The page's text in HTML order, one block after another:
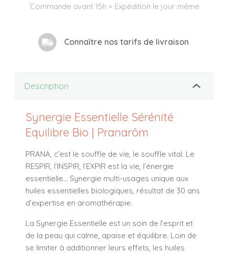
*Commande avant 15h = Expédition le jour même
Connaître nos tarifs de livraison
Description
Synergie Essentielle Sérénité
Equilibre Bio | Pranarôm
PRANA, c’est le souffle de vie, le souffle vital. Le
RESPIR, l’INSPIR, l’EXPIR est la vie, l’énergie
essentielle... Synergie multi-usages unique aux
huiles essentielles biologiques, résultat de 30 ans
d’expertise en aromathérapie.
La Synergie Essentielle est un soin de l’esprit et
de la peau qui calme, apaise et équilibre. Loin de
se limiter à additionner leurs effets, les huiles